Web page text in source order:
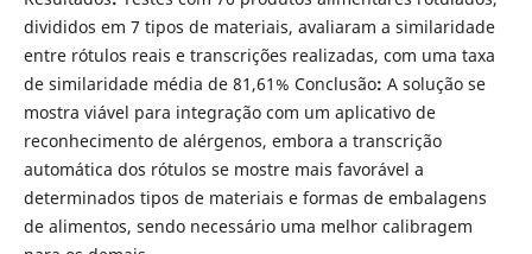
divididos em 7 tipos de materiais, avaliaram a similaridade
entre rótulos reais e transcrições realizadas, com uma taxa
de similaridade média de 81,61% Conclusão: A solução se
mostra viável para integração com um aplicativo de
reconhecimento de alérgenos, embora a transcrição
automática dos rótulos se mostre mais favorável a
determinados tipos de materiais e formas de embalagens
de alimentos, sendo necessário uma melhor calibragem